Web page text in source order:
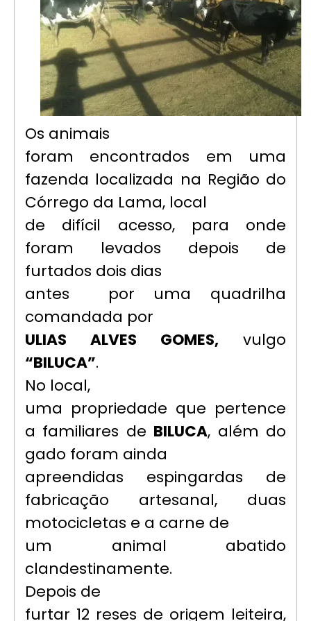
Os animais
foram encontrados em uma
fazenda localizada na Região do
Córrego da Lama, local
de difícil acesso, para onde
foram levados depois de
furtados dois dias
antes por uma quadrilha
comandada por
ULIAS ALVES GOMES, vulgo
“BILUCA”.
No local,
uma propriedade que pertence
a familiares de BILUCA, além do
gado foram ainda
apreendidas espingardas de
fabricação artesanal, duas
motocicletas e a carne de
um animal abatido
clandestinamente.
Depois de
furtar 12 reses de origem leiteira,